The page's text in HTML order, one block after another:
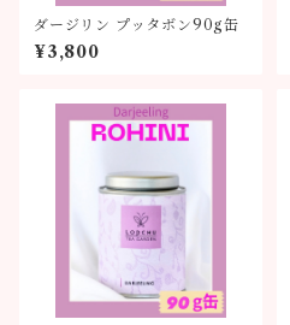
ダージリン プッタボン90g缶
¥3,800